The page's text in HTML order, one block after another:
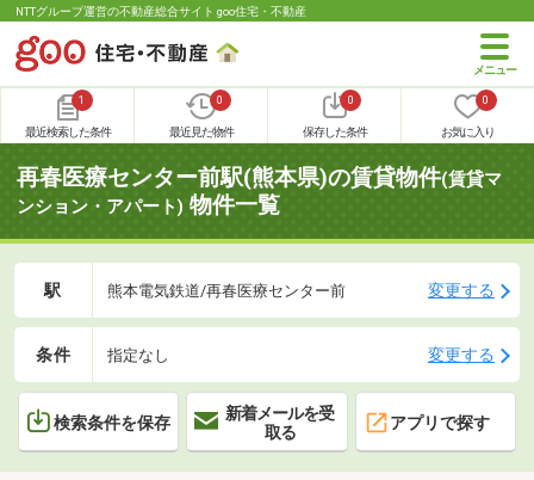
NTTグループ運営の不動産総合サイト goo住宅・不動産
1
最近検索した条件
0
最近見た物件
0
保存した条件
0
お気に入り
再春医療センター前駅(熊本県)の賃貸物件(賃貸マ
ンション・アパート) 物件一覧
駅 熊本電気鉄道/再春医療センター前 変更する
条件 指定なし 変更する
検索条件を保存
新着メールを受
取る
アプリで探す